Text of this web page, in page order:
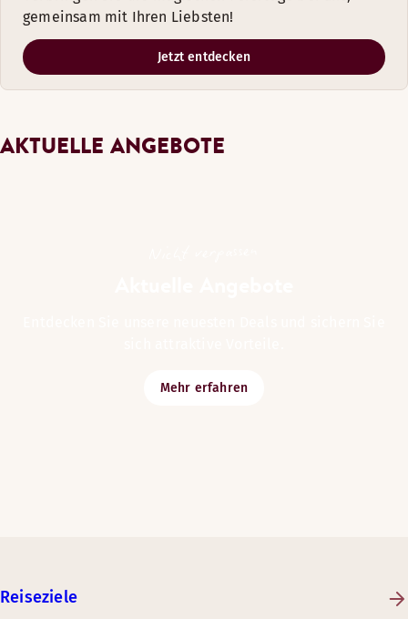
gemeinsam mit Ihren Liebsten!
Jetzt entdecken
AKTUELLE ANGEBOTE
Mehr erfahren
Reiseziele